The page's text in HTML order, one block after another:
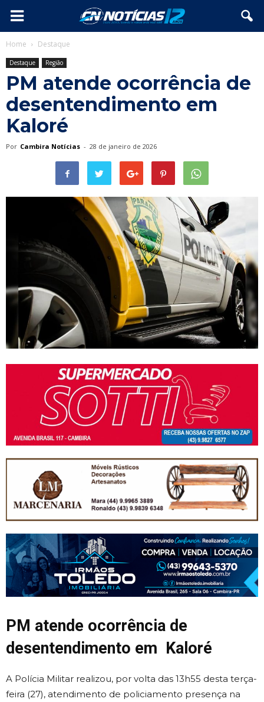
Home Destaque
Destaque Região
PM atende ocorrência de
desentendimento em
Kaloré
Por Cambira Notícias - 28 de janeiro de 2026
PM atende ocorrência de
desentendimento em Kaloré
A Polícia Militar realizou, por volta das 13h55 desta terça-
feira (27), atendimento de policiamento presença na